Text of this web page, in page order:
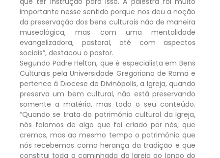
importante nesse sentido porque nos deu a noção
da preservação dos bens culturais não de maneira
museológica, mas com uma mentalidade
evangelizadora, pastoral, até com aspectos
sociais”, destacou o pastor.
Segundo Padre Helton, que é especialista em Bens
Culturais pela Universidade Gregoriana de Roma e
pertence à Diocese de Divinópolis, a Igreja, quando
preserva um bem cultural, não está preservando
somente a matéria, mas todo o seu conteúdo.
“Quando se trata do patrimônio cultural da Igreja,
nós falamos de algo que foi criado por nós, que
cremos, mas ao mesmo tempo o patrimônio que
nós recebemos como herança da tradição e que
constitui toda a caminhada da Igreja ao longo do